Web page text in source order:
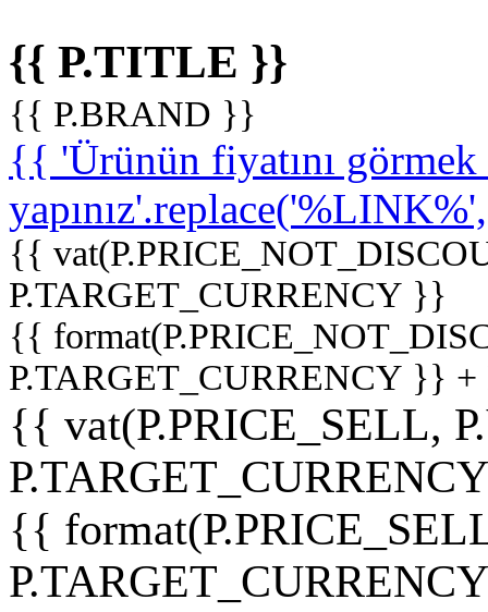
{{ P.TITLE }}
{{ P.BRAND }}
{{ 'Ürünün fiyatını
{{
P.TARGET_CURRENCY }}
{{
P.TARGET_CURRENCY }}
{{ vat(P.PRICE_SELL,
{{